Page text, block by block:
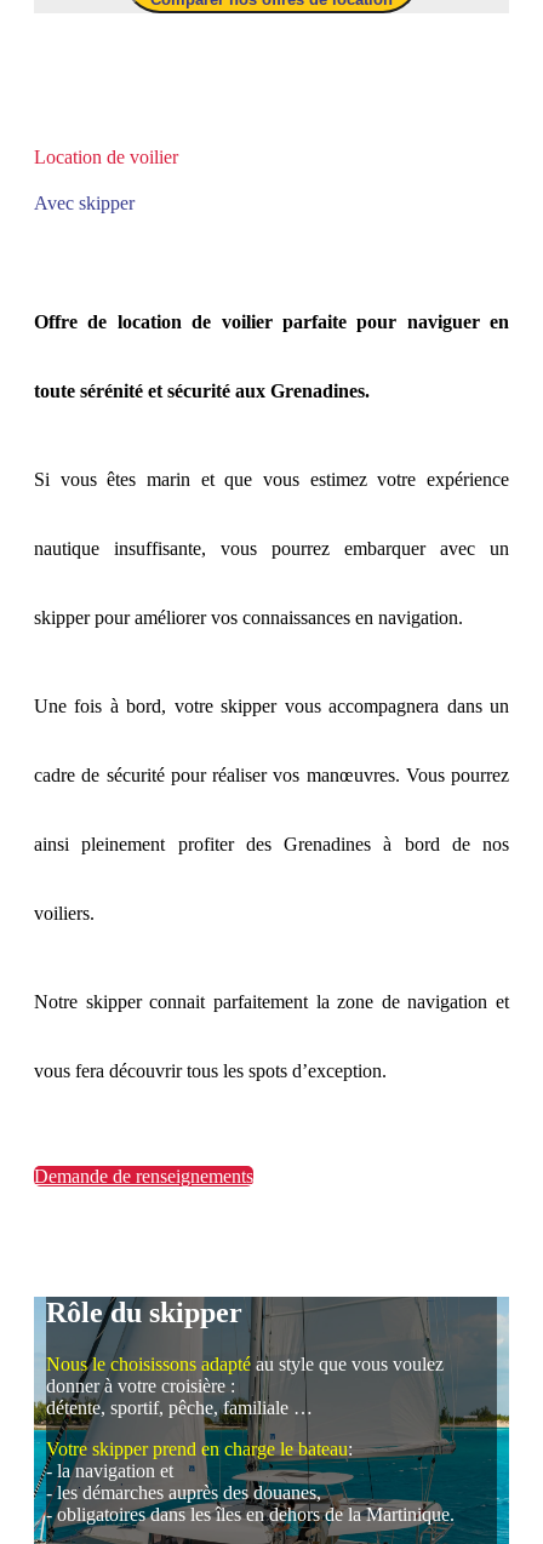
Location de voilier
Avec skipper
Offre de location de voilier parfaite pour naviguer en
toute sérénité et sécurité aux Grenadines.
Si vous êtes marin et que vous estimez votre expérience
nautique insuffisante, vous pourrez embarquer avec un
skipper pour améliorer vos connaissances en navigation.
Une fois à bord, votre skipper vous accompagnera dans un
cadre de sécurité pour réaliser vos manœuvres. Vous pourrez
ainsi pleinement profiter des Grenadines à bord de nos
voiliers.
Notre skipper connait parfaitement la zone de navigation et
vous fera découvrir tous les spots d’exception.
Demande de renseignements
Rôle du skipper
Nous le choisissons adapté au style que vous voulez
donner à votre croisière :
détente, sportif, pêche, familiale …
Votre skipper prend en charge le bateau:
- la navigation et
- les démarches auprès des douanes,
- obligatoires dans les îles en dehors de la Martinique.